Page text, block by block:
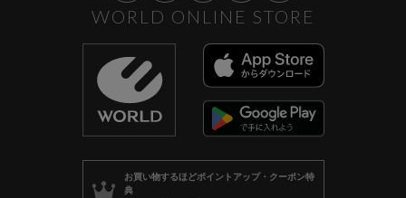
WORLD ONLINE STORE
お買い物するほどポイントアップ・クーポン特
典